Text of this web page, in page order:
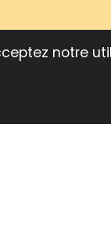
notre